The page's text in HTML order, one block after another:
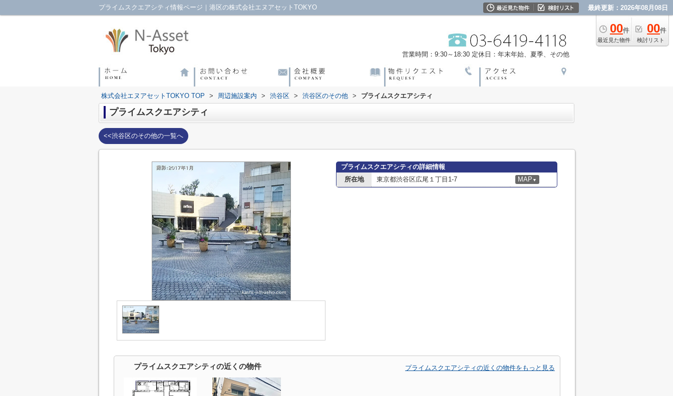
プライムスクエアシティ情報ページ｜港区の株式会社エヌアセットTOKYO 最終更新：2026年08月08日
00件
最近見た物件
00件
検討リスト
営業時間：9:30～18:30 定休日：年末年始、夏季、その他
株式会社エヌアセットTOKYO TOP > 周辺施設案内 > 渋谷区 > 渋谷区のその他 > プライムスクエアシティ
プライムスクエアシティ
<<渋谷区のその他の一覧へ
プライムスクエアシティの詳細情報
所在地
東京都渋谷区広尾１丁目1-7 MAP ▼
プライムスクエアシティの近くの物件 プライムスクエアシティの近くの物件をもっと見る